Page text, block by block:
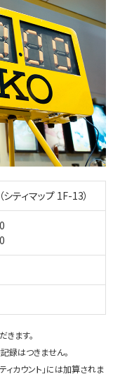
ティマップ 1F-13）
ます。
録はつきません。
ィカウント」には加算されま